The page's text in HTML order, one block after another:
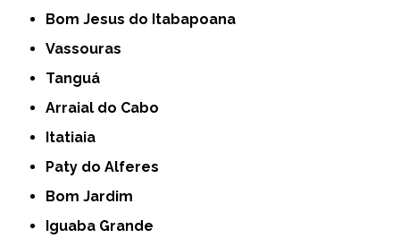
Bom Jesus do Itabapoana
Vassouras
Tanguá
Arraial do Cabo
Itatiaia
Paty do Alferes
Bom Jardim
Iguaba Grande